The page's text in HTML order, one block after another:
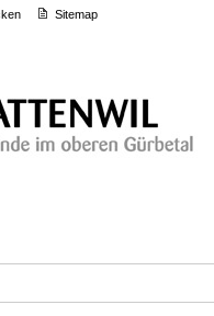
Sitemap